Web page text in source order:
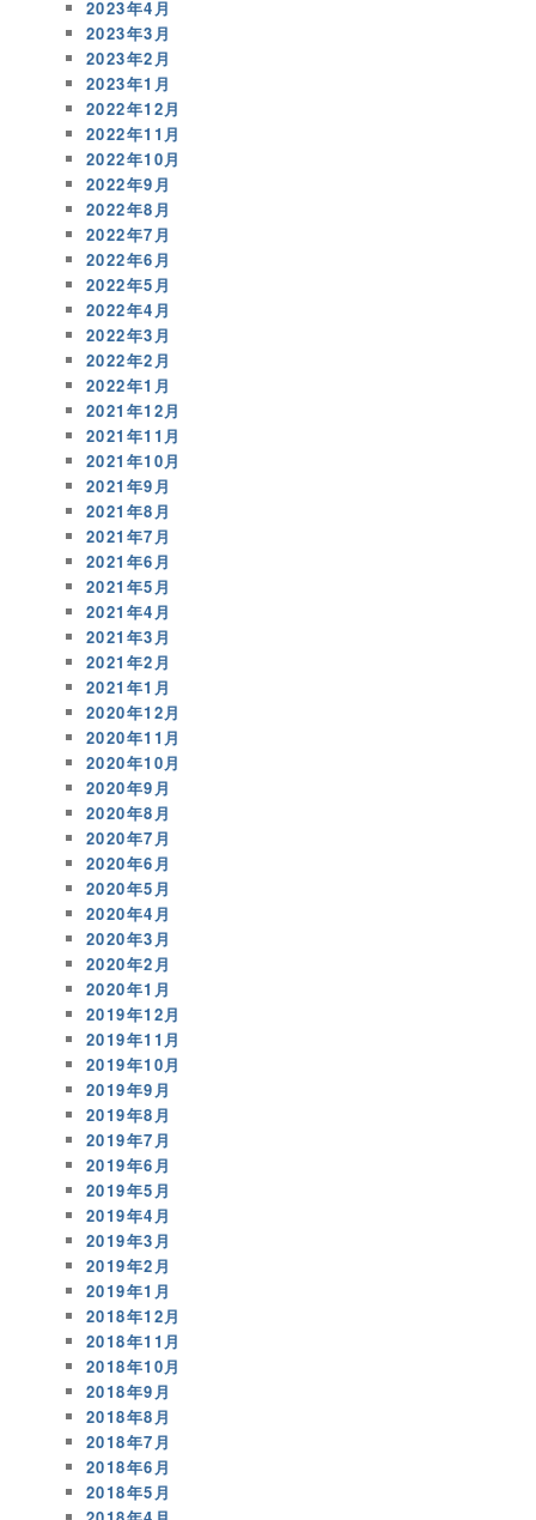
2023年4月
2023年3月
2023年2月
2023年1月
2022年12月
2022年11月
2022年10月
2022年9月
2022年8月
2022年7月
2022年6月
2022年5月
2022年4月
2022年3月
2022年2月
2022年1月
2021年12月
2021年11月
2021年10月
2021年9月
2021年8月
2021年7月
2021年6月
2021年5月
2021年4月
2021年3月
2021年2月
2021年1月
2020年12月
2020年11月
2020年10月
2020年9月
2020年8月
2020年7月
2020年6月
2020年5月
2020年4月
2020年3月
2020年2月
2020年1月
2019年12月
2019年11月
2019年10月
2019年9月
2019年8月
2019年7月
2019年6月
2019年5月
2019年4月
2019年3月
2019年2月
2019年1月
2018年12月
2018年11月
2018年10月
2018年9月
2018年8月
2018年7月
2018年6月
2018年5月